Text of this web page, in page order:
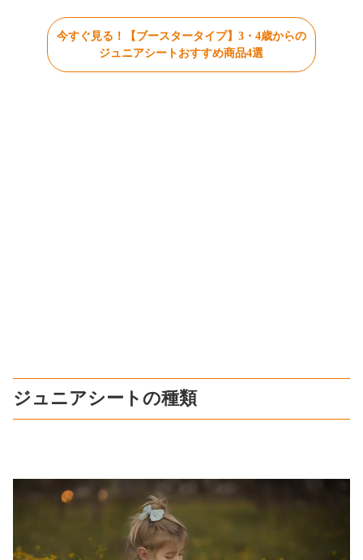
今すぐ見る！【ブースタータイプ】3・4歳からの
ジュニアシートおすすめ商品4選
ジュニアシートの種類